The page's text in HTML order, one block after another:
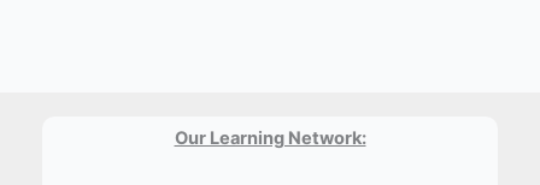
Our Learning Network: